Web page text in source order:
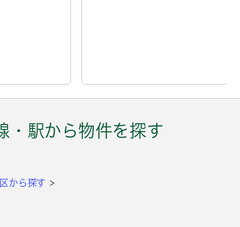
・駅から物件を探す
から探す